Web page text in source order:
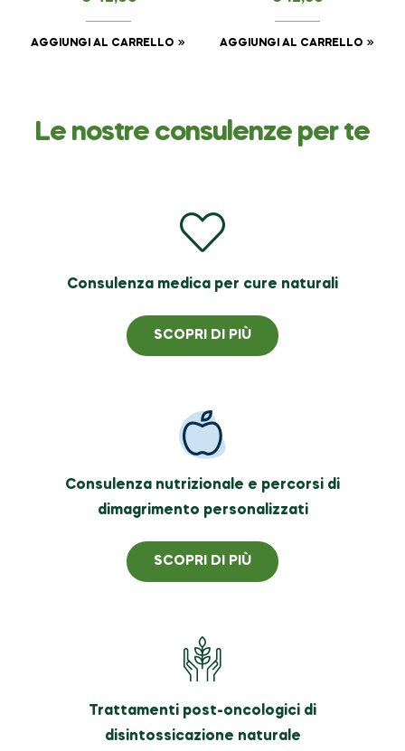
Nero NASOTERAPIA
da 500 ml
AGGIUNGI AL CARRELLO
e Gelsomino –
Complicità –
NASOTERAPIA da 250
AGGIUNGI AL CARRELLO
Le nostre consulenze per te
Consulenza medica per cure naturali
SCOPRI DI PIÙ
Consulenza nutrizionale e percorsi di
dimagrimento personalizzati
SCOPRI DI PIÙ
Trattamenti post-oncologici di
disintossicazione naturale